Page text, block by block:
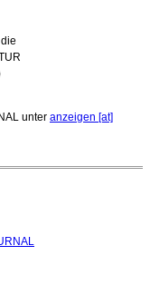
unter anzeigen [at]